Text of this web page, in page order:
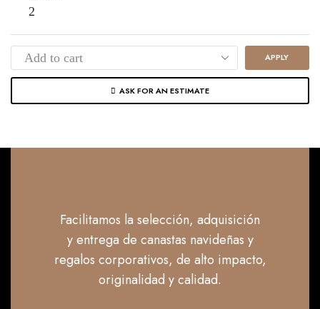
APPLY
ASK FOR AN ESTIMATE
Facilitamos la selección, adquisición
y entrega de canastas navideñas y
regalos corporativos, de alto impacto,
originalidad y calidad.